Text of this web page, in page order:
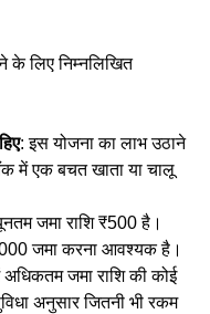
के लिए निम्नलिखित
: इस योजना का लाभ उठाने
में एक बचत खाता या चालू
जमा राशि ₹500 है।
जमा करना आवश्यक है।
जमा राशि की कोई
अनुसार जितनी भी रकम